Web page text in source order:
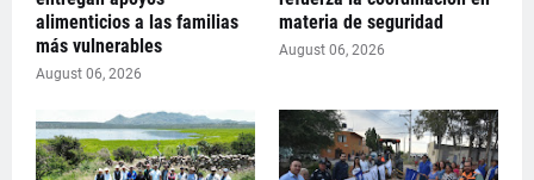
alimenticios a las familias
más vulnerables
August 06, 2026
materia de seguridad
August 06, 2026